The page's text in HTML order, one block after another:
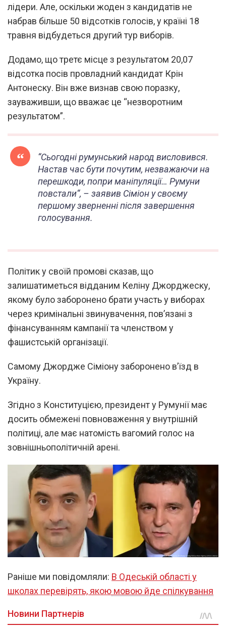
лідери. Але, оскільки жоден з кандидатів не
набрав більше 50 відсотків голосів, у країні 18
травня відбудеться другий тур виборів.
Додамо, що третє місце з результатом 20,07
відсотка посів провладний кандидат Крін
Антонеску. Він вже визнав свою поразку,
зауваживши, що вважає це “незворотним
результатом”.
“Сьогодні румунський народ висловився.
Настав час бути почутим, незважаючи на
перешкоди, попри маніпуляції… Румуни
повстали“, – заявив Сіміон у своєму
першому зверненні після завершення
голосування.
Політик у своїй промові сказав, що
залишатиметься відданим Келіну Джорджеску,
якому було заборонено брати участь у виборах
через кримінальні звинувачення, пов’язані з
фінансуванням кампанії та членством у
фашистській організації.
Самому Джордже Сіміону заборонено в’їзд в
Україну.
Згідно з Конституцією, президент у Румунії має
досить обмежені повноваження у внутрішній
політиці, але має натомість вагомий голос на
зовнішньополітичній арені.
Раніше ми повідомляли: В Одеській області у
школах перевірять, якою мовою йде спілкування